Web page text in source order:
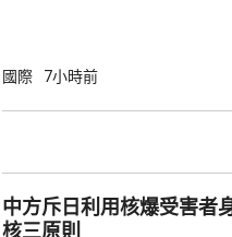
神，與美方開展執法領域合作
國際 7小時前
中方斥日利用核爆受害
核三原則